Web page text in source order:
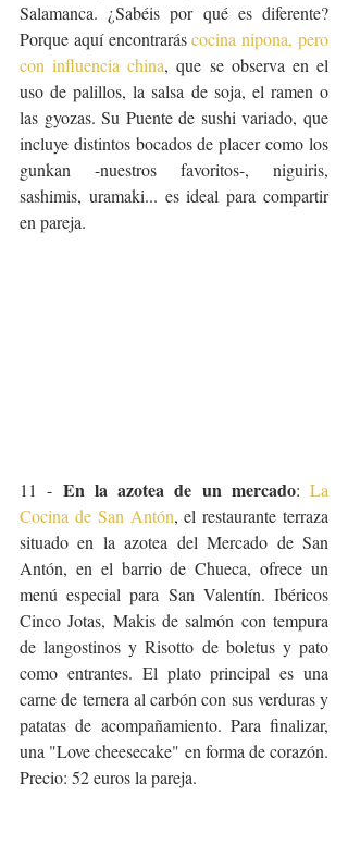
Salamanca. ¿Sabéis por qué es diferente?
Porque aquí encontrarás cocina nipona, pero
con influencia china, que se observa en el
uso de palillos, la salsa de soja, el ramen o
las gyozas. Su Puente de sushi variado, que
incluye distintos bocados de placer como los
gunkan -nuestros favoritos-, niguiris,
sashimis, uramaki... es ideal para compartir
en pareja.
11 - En la azotea de un mercado: La
Cocina de San Antón, el restaurante terraza
situado en la azotea del Mercado de San
Antón, en el barrio de Chueca, ofrece un
menú especial para San Valentín. Ibéricos
Cinco Jotas, Makis de salmón con tempura
de langostinos y Risotto de boletus y pato
como entrantes. El plato principal es una
carne de ternera al carbón con sus verduras y
patatas de acompañamiento. Para finalizar,
una "Love cheesecake" en forma de corazón.
Precio: 52 euros la pareja.